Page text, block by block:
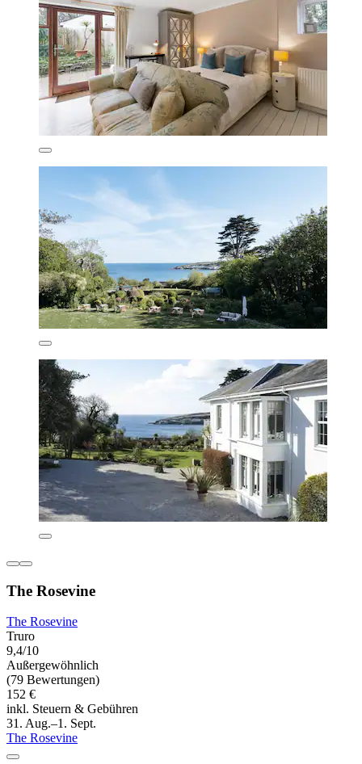
The Rosevine
The Rosevine
Truro
9,4/10
Außergewöhnlich
(79 Bewertungen)
152 €
inkl. Steuern & Gebühren
31. Aug.–1. Sept.
The Rosevine